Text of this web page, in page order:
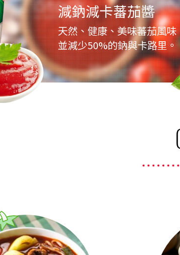
減鈉減卡蕃茄醬
天然、健康、美味蕃茄風味
並減少50%的鈉與卡路里。